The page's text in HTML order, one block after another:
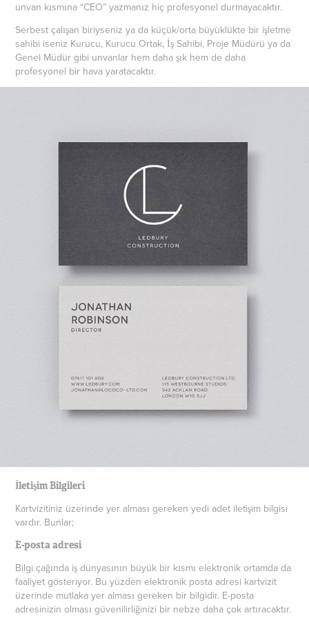
unvan kısmına “CEO” yazmanız hiç profesyonel durmayacaktır.
Serbest çalışan biriyseniz ya da küçük/orta büyüklükte bir işletme
sahibi iseniz Kurucu, Kurucu Ortak, İş Sahibi, Proje Müdürü ya da
Genel Müdür gibi unvanlar hem daha şık hem de daha
profesyonel bir hava yaratacaktır.
İletişim Bilgileri
Kartvizitiniz üzerinde yer alması gereken yedi adet iletişim bilgisi
vardır. Bunlar;
E-posta adresi
Bilgi çağında iş dünyasının büyük bir kısmı elektronik ortamda da
faaliyet gösteriyor. Bu yüzden elektronik posta adresi kartvizit
üzerinde mutlaka yer alması gereken bir bilgidir. E-posta
adresinizin olması güvenilirliğinizi bir nebze daha çok artıracaktır.